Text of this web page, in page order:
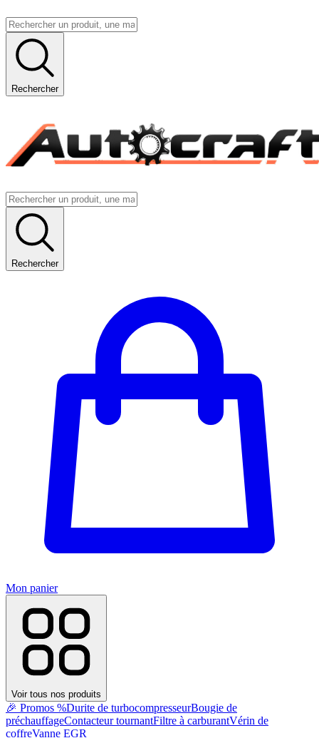
Rechercher
Rechercher
Mon panier
Voir tous nos produits
🎉 Promos %Durite de turbocompresseurBougie de
préchauffageContacteur tournantFiltre à carburantVérin de
coffreVanne EGR